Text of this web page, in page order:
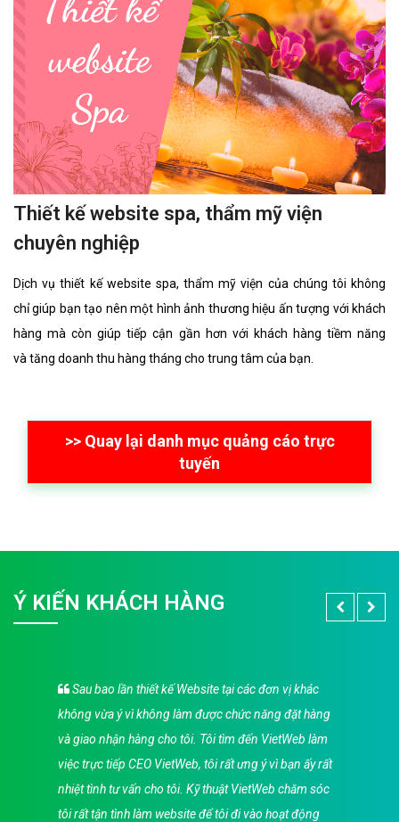
Thiết kế website spa, thẩm mỹ viện
chuyên nghiệp
Dịch vụ thiết kế website spa, thẩm mỹ viện của chúng tôi không
chỉ giúp bạn tạo nên một hình ảnh thương hiệu ấn tượng với khách
hàng mà còn giúp tiếp cận gần hơn với khách hàng tiềm năng
và tăng doanh thu hàng tháng cho trung tâm của bạn.
>> Quay lại danh mục quảng cáo trực
tuyến
Ý KIẾN KHÁCH HÀNG
Sau bao lần thiết kế Website tại các đơn vị khác
không vừa ý vì không làm được chức năng đặt hàng
và giao nhận hàng cho tôi. Tôi tìm đến VietWeb làm
việc trực tiếp CEO VietWeb, tôi rất ưng ý vì bạn ấy rất
nhiệt tình tư vấn cho tôi. Kỹ thuật VietWeb chăm sóc
tôi rất tận tình làm website để tôi đi vào hoạt động